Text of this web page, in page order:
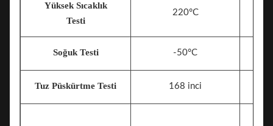
Yüksek Sıcaklık
Testi
220°C
Soğuk Testi -50°C
Tuz Püskürtme Testi 168 inci